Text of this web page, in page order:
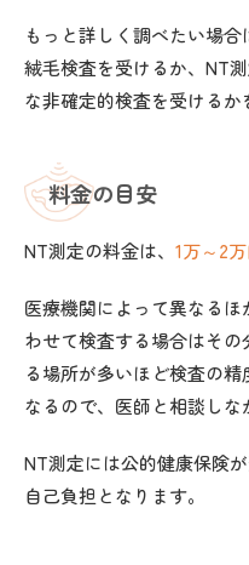
もっと詳しく調べたい場
絨毛検査を受けるか、NT
な非確定的検査を受けるか
料金の目安
NT測定の料金は、 1万～2
医療機関によって異なる
わせて検査する場合はそ
る場所が多いほど検査の
なるので、医師と相談しな
NT測定には公的健康保険
自己負担となります。